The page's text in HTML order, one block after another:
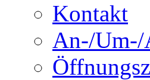
Kontakt
An-/Um-/